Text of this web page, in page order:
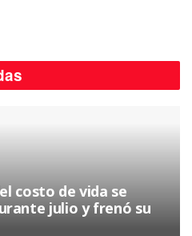
costo de vida se
julio y frenó su